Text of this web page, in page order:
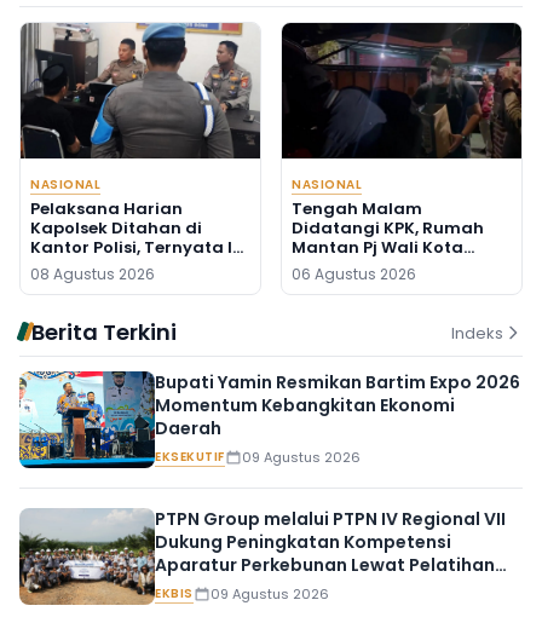
NASIONAL
Pelaksana Harian
Kapolsek Ditahan di
Kantor Polisi, Ternyata Ini
Penyebabnya
08 Agustus 2026
NASIONAL
Tengah Malam
Didatangi KPK, Rumah
Mantan Pj Wali Kota
Digeledah, Empat Koper
Dibawa
06 Agustus 2026
Berita Terkini Indeks
Bupati Yamin Resmikan Bartim Expo 2026
Momentum Kebangkitan Ekonomi
Daerah
EKSEKUTIF 09 Agustus 2026
PTPN Group melalui PTPN IV Regional VII
Dukung Peningkatan Kompetensi
Aparatur Perkebunan Lewat Pelatihan
Avenza Maps di Way Kanan
EKBIS 09 Agustus 2026